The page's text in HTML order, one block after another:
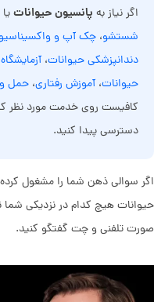
اگر نیاز به پانسیون حیوانات
شستشو، چک آپ و
دندانپزشکی حیوانات،
حیوانات، آموزش رفتاری، حمل و
کافیست روی خدمت مورد نظر
دسترسی پیدا کنید.
اگر سوالی ذهن شما را مشغول
حیوانات هیچ کدام در نزدیکی شما
صورت تلفنی و چت گفتگو کنید.